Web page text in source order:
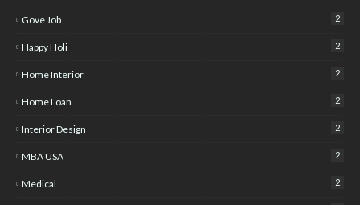
Gove Job 2
Happy Holi 2
Home Interior 2
Home Loan 2
Interior Design 2
MBA USA 2
Medical 2